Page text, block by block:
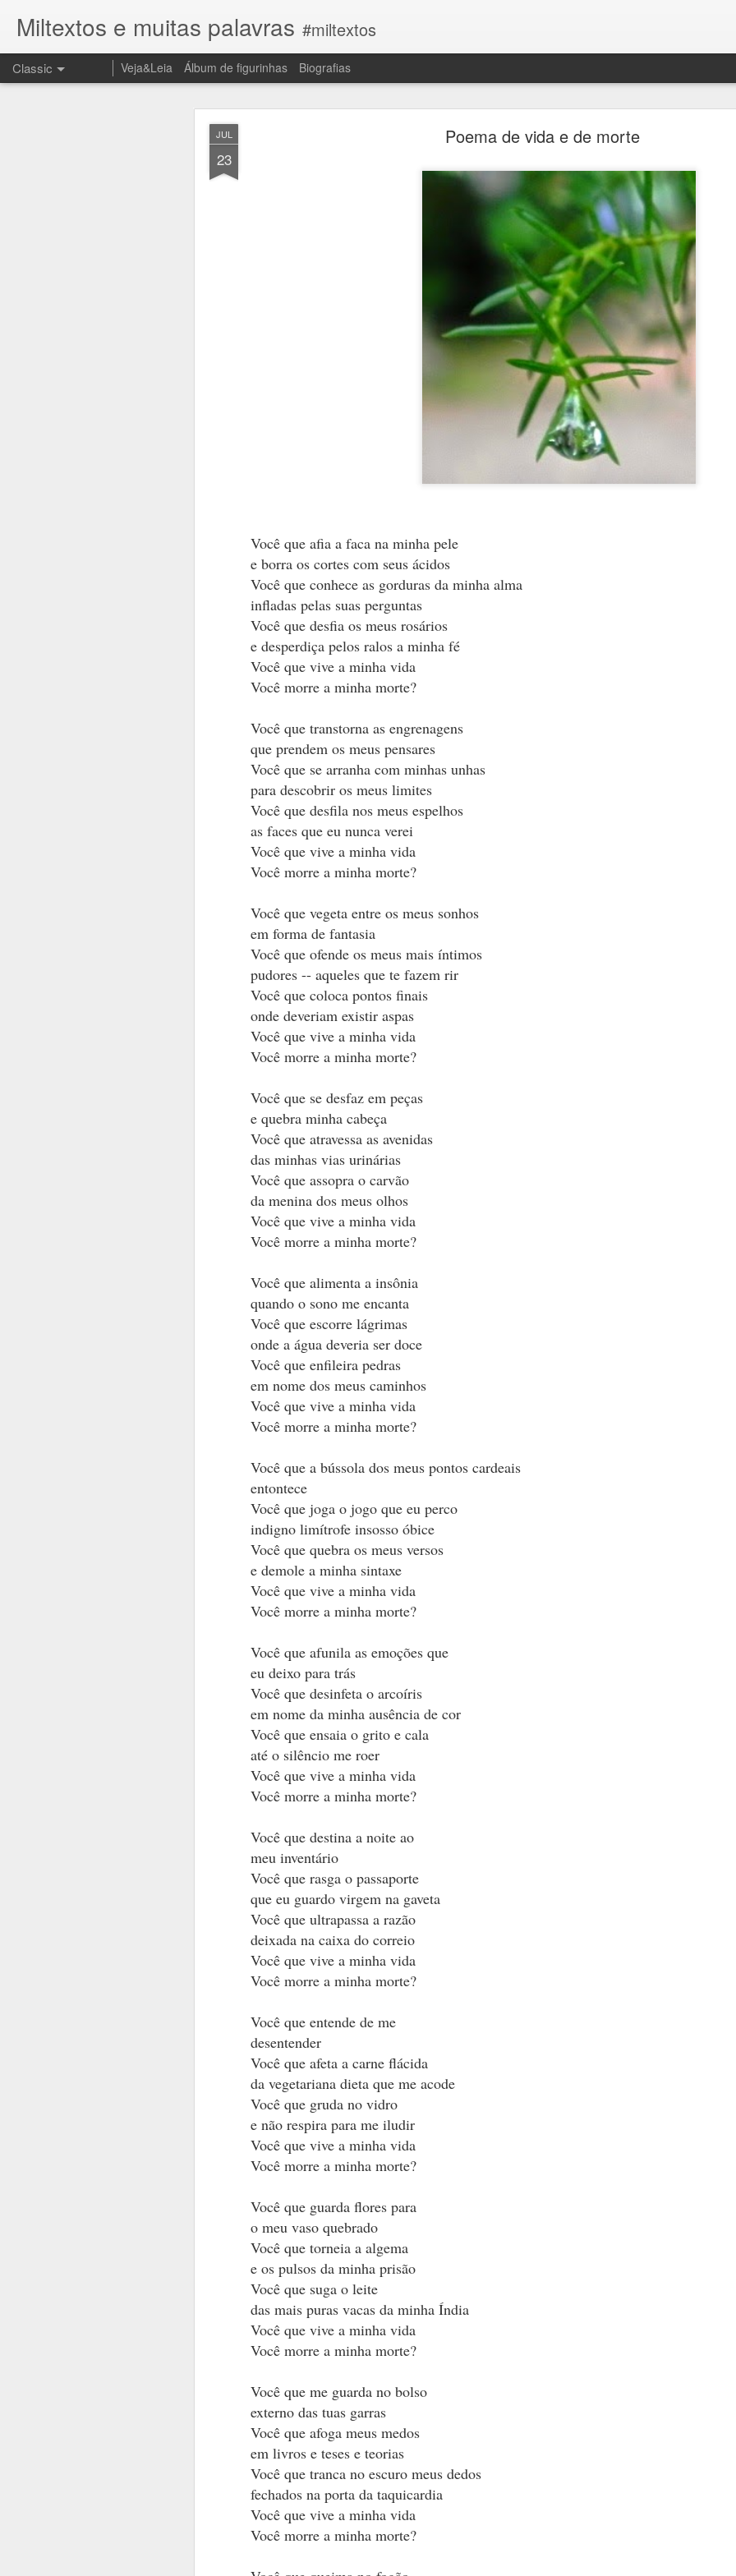
JUL
23
Poema de vida e de morte
Você que afia a faca na minha pele
e borra os cortes com seus ácidos
Você que conhece as gorduras da minha alma
infladas pelas suas perguntas
Você que desfia os meus rosários
e desperdiça pelos ralos a minha fé
Você que vive a minha vida
Você morre a minha morte?
Você que transtorna as engrenagens
que prendem os meus pensares
Você que se arranha com minhas unhas
para descobrir os meus limites
Você que desfila nos meus espelhos
as faces que eu nunca verei
Você que vive a minha vida
Você morre a minha morte?
Você que vegeta entre os meus sonhos
em forma de fantasia
Você que ofende os meus mais íntimos
pudores -- aqueles que te fazem rir
Você que coloca pontos finais
onde deveriam existir aspas
Você que vive a minha vida
Você morre a minha morte?
Você que se desfaz em peças
e quebra minha cabeça
Você que atravessa as avenidas
das minhas vias urinárias
Você que assopra o carvão
da menina dos meus olhos
Você que vive a minha vida
Você morre a minha morte?
Você que alimenta a insônia
quando o sono me encanta
Você que escorre lágrimas
onde a água deveria ser doce
Você que enfileira pedras
em nome dos meus caminhos
Você que vive a minha vida
Você morre a minha morte?
Você que a bússola dos meus pontos cardeais
entontece
Você que joga o jogo que eu perco
indigno limítrofe insosso óbice
Você que quebra os meus versos
e demole a minha sintaxe
Você que vive a minha vida
Você morre a minha morte?
Você que afunila as emoções que
eu deixo para trás
Você que desinfeta o arcoíris
em nome da minha ausência de cor
Você que ensaia o grito e cala
até o silêncio me roer
Você que vive a minha vida
Você morre a minha morte?
Você que destina a noite ao
meu inventário
Você que rasga o passaporte
que eu guardo virgem na gaveta
Você que ultrapassa a razão
deixada na caixa do correio
Você que vive a minha vida
Você morre a minha morte?
Você que entende de me
desentender
Você que afeta a carne flácida
da vegetariana dieta que me acode
Você que gruda no vidro
e não respira para me iludir
Você que vive a minha vida
Você morre a minha morte?
Você que guarda flores para
o meu vaso quebrado
Você que torneia a algema
e os pulsos da minha prisão
Você que suga o leite
das mais puras vacas da minha Índia
Você que vive a minha vida
Você morre a minha morte?
Você que me guarda no bolso
externo das tuas garras
Você que afoga meus medos
em livros e teses e teorias
Você que tranca no escuro meus dedos
fechados na porta da taquicardia
Você que vive a minha vida
Você morre a minha morte?
Miltextos e muitas palavras #miltextos
Classic Veja&Leia Álbum de figurinhas Biografias
Encontros
A inteligência seduz.
É mistério.
É arte ou arma.
Tem a mais pura emoção; é letal.
É o domínio dos porquês.
É a morada do saber e não-saber.
Personagens em um imenso palco
e seus papéis invertidos.
Sobre o que faço e o que não faço.
Sobre a surpresa e o surpreender.
Em uma única frase, num parágrafo talvez.
O olhar diferente.
Ângulos, sombras, luz e formas que ninguém vê.
A vida.
Três colheres de açúcar: escolhas.
Pode ser um mel ou canela.
O  pensamento acelerado.
O ponto de virada.
Entrelinhas.
O espaço de muitas respostas.
O embriagar.
Tomo esse vinho como quem responde ao desafio dos deuses.
Brinda comigo.
Brinca comigo.
Queima comigo.
Com a sua língua e os seus porquês.
Inteligência e maturidade.
Substantivos.
Imodestos e reais.
Adjetivos.
Fosse jogo, seria xadrez.
Fosse esporte, esgrima.
Fosse arte, cinema.
A nudez e o desnudar.
Não há jogo.
Não há vencido.
Não há vencedor.
É o desafio chamado encontro.
Marcadores:
às vezes procuramos palavras
noutras palavras nos procuram